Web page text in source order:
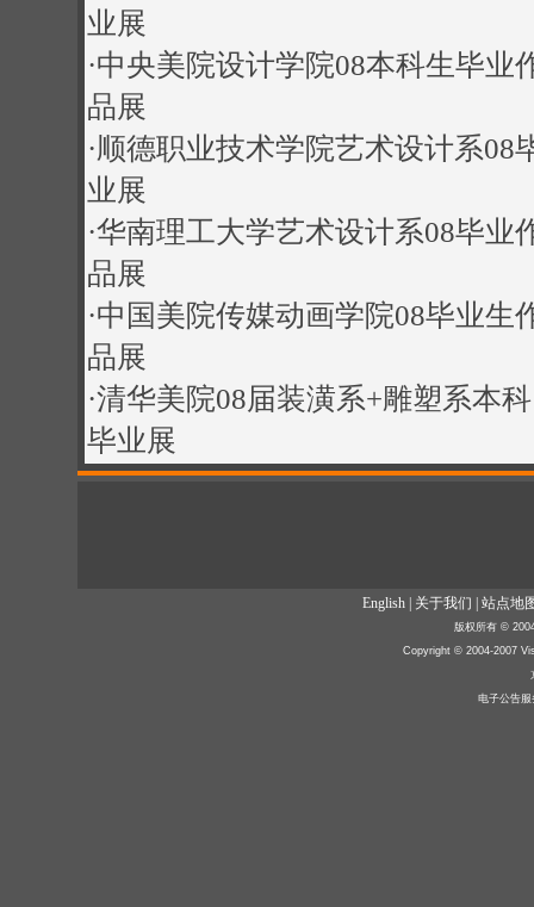
业展
·中央美院设计学院08本科生毕业
品展
·顺德职业技术学院艺术设计系08
业展
·华南理工大学艺术设计系08毕业
品展
·中国美院传媒动画学院08毕业生
品展
·清华美院08届装潢系+雕塑系本科
毕业展
English 关于我们 站点地
版权所有 ©
Copyright © 2004-2007
电子公告